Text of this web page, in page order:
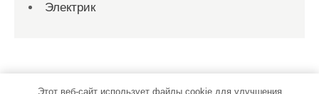
Электрик
Этот веб-сайт использует файлы cookie для улучшения